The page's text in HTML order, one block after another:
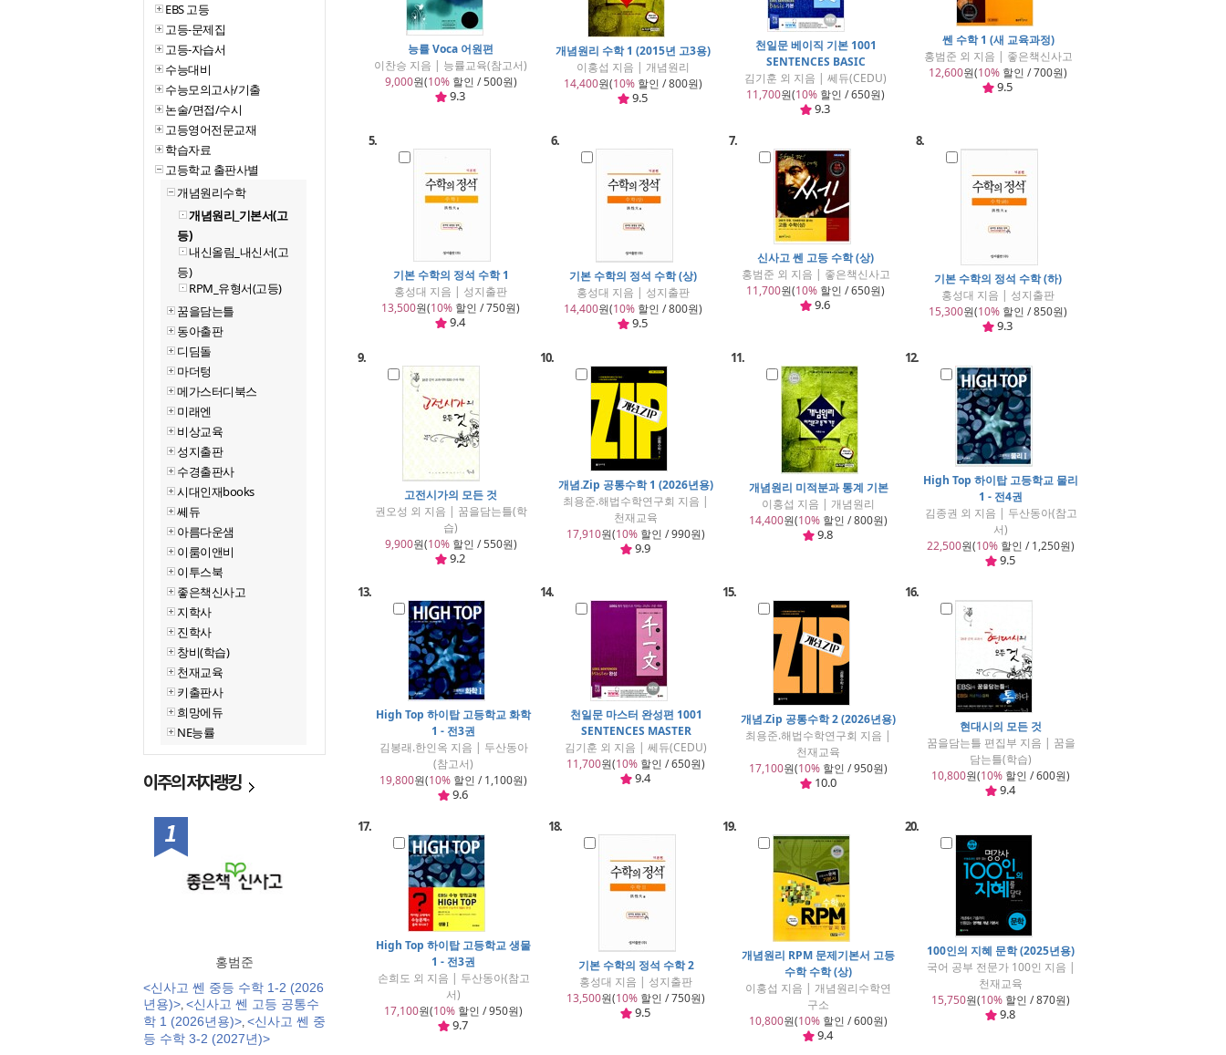
EBS 고등
고등-문제집
고등-자습서
수능대비
수능모의고사/기출
논술/면접/수시
고등영어전문교재
학습자료
고등학교 출판사별
개념원리수학
개념원리_기본서(고
등)
내신올림_내신서(고
등)
RPM_유형서(고등)
꿈을담는틀
동아출판
디딤돌
마더텅
메가스터디북스
미래엔
비상교육
성지출판
수경출판사
시대인재books
쎄듀
아름다운샘
이룸이앤비
이투스북
좋은책신사고
지학사
진학사
창비(학습)
천재교육
키출판사
희망에듀
NE능률
이주의저자랭킹
1위
홍범준
<신사고 쎈 중등 수학 1-2 (2026
년용)>, <신사고 쎈 고등 공통수
학 1 (2026년용)>, <신사고 쎈 중
등 수학 3-2 (2027년)>
능률 Voca 어원편
이찬승 지음 | 능률교육(참고서)
9,000원(10%할인 / 500원)
9.3
개념원리 수학 1 (2015년 고3용)
이홍섭 지음 | 개념원리
14,400원(10% 할인 / 800원)
9.5
천일문 베이직 기본 1001
SENTENCES BASIC
김기훈 외 지음 | 쎄듀(CEDU)
11,700원(10% 할인 / 650원)
9.3
쎈 수학 1 (새 교육과정)
홍범준 외 지음 | 좋은책신사고
12,600원(10% 할인 / 700원)
9.5
5.
기본 수학의 정석 수학 1
홍성대 지음 | 성지출판
13,500원(10% 할인 / 750원)
9.4
6.
기본 수학의 정석 수학 (상)
홍성대 지음 | 성지출판
14,400원(10% 할인 / 800원)
9.5
7.
신사고 쎈 고등 수학 (상)
홍범준 외 지음 | 좋은책신사고
11,700원(10% 할인 / 650원)
9.6
8.
기본 수학의 정석 수학 (하)
홍성대 지음 | 성지출판
15,300원(10% 할인 / 850원)
9.3
9.
고전시가의 모든 것
권오성 외 지음 | 꿈을담는틀(학
습)
9,900원(10%할인 / 550원)
9.2
10.
개념.Zip 공통수학 1 (2026년용)
최용준.해법수학연구회 지음 |
천재교육
17,910원(10% 할인 / 990원)
9.9
11.
개념원리 미적분과 통계 기본
이홍섭 지음 | 개념원리
14,400원(10% 할인 / 800원)
9.8
12.
High Top 하이탑 고등학교 물리
1 - 전4권
김종권 외 지음 | 두산동아(참고
서)
22,500원(10% 할인 / 1,250원)
9.5
13.
High Top 하이탑 고등학교 화학
1 - 전3권
김봉래.한인옥 지음 | 두산동아
(참고서)
19,800원(10% 할인 / 1,100원)
9.6
14.
천일문 마스터 완성편 1001
SENTENCES MASTER
김기훈 외 지음 | 쎄듀(CEDU)
11,700원(10% 할인 / 650원)
9.4
15.
개념.Zip 공통수학 2 (2026년용)
최용준.해법수학연구회 지음 |
천재교육
17,100원(10% 할인 / 950원)
10.0
16.
현대시의 모든 것
꿈을담는틀 편집부 지음 | 꿈을
담는틀(학습)
10,800원(10% 할인 / 600원)
9.4
17.
High Top 하이탑 고등학교 생물
1 - 전3권
손희도 외 지음 | 두산동아(참고
서)
17,100원(10% 할인 / 950원)
9.7
18.
기본 수학의 정석 수학 2
홍성대 지음 | 성지출판
13,500원(10% 할인 / 750원)
9.5
19.
개념원리 RPM 문제기본서 고등
수학 수학 (상)
이홍섭 지음 | 개념원리수학연
구소
10,800원(10% 할인 / 600원)
9.4
20.
100인의 지혜 문학 (2025년용)
국어 공부 전문가 100인 지음 |
천재교육
15,750원(10% 할인 / 870원)
9.8